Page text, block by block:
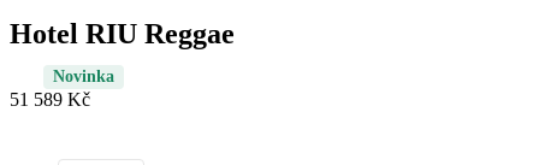
Hotel RIU Reggae
Novinka
51 589 Kč